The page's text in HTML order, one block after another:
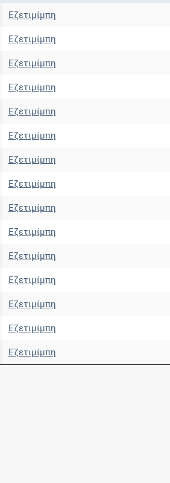
Εζετιμίμπη
Εζετιμίμπη
Εζετιμίμπη
Εζετιμίμπη
Εζετιμίμπη
Εζετιμίμπη
Εζετιμίμπη
Εζετιμίμπη
Εζετιμίμπη
Εζετιμίμπη
Εζετιμίμπη
Εζετιμίμπη
Εζετιμίμπη
Εζετιμίμπη
Εζετιμίμπη